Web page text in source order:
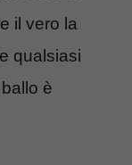
il vero la
qualsiasi
è